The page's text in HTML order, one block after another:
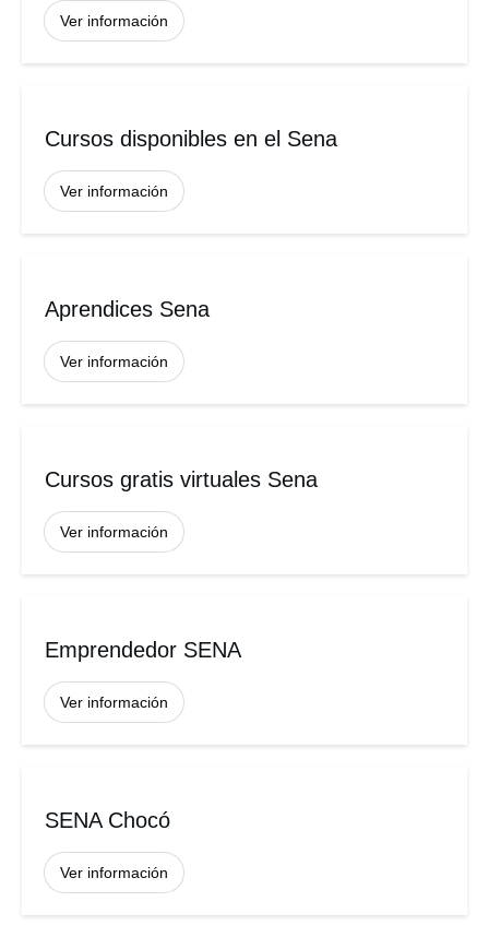
Ver información
Cursos disponibles en el Sena
Ver información
Aprendices Sena
Ver información
Cursos gratis virtuales Sena
Ver información
Emprendedor SENA
Ver información
SENA Chocó
Ver información